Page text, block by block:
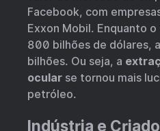
Facebook, com
Exxon Mobil. Enquanto
800 bilhões de dólares,
bilhões. Ou seja, a
ocular se tornou mais
petróleo.
Indústria e